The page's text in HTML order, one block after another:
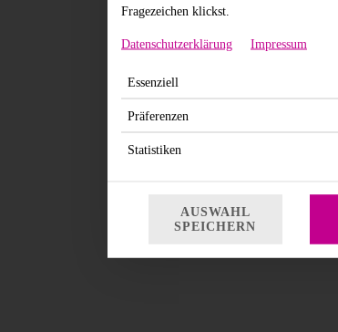
Fragezeichen klickst.
Datenschutzerklärung Impressum
Essenziell
Präferenzen
Statistiken
AUSWAHL
SPEICHERN